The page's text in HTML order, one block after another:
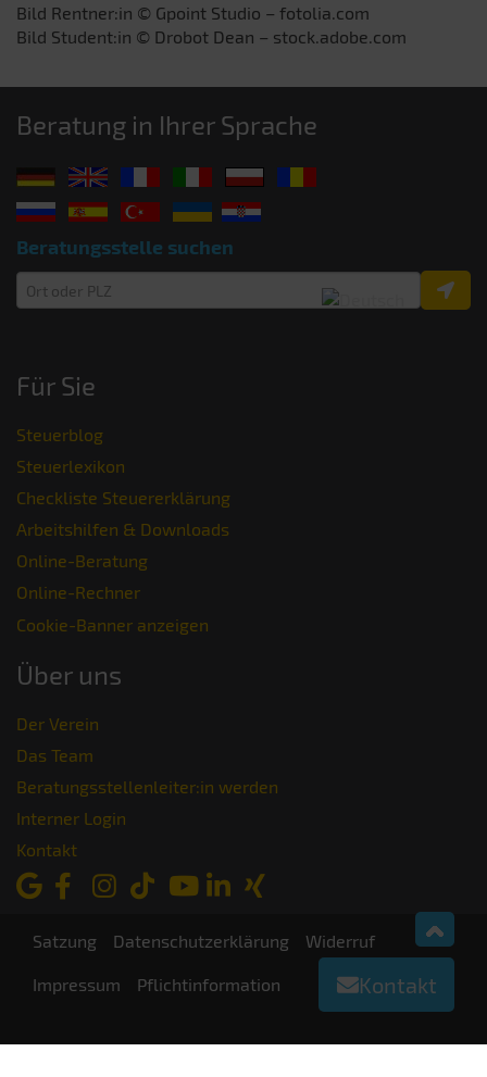
Kontakt
Bild Rentner:in © Gpoint Studio – fotolia.com
Bild Student:in © Drobot Dean – stock.adobe.com
Beratung in Ihrer Sprache
Beratungsstelle suchen
Für Sie
Steuerblog
Steuerlexikon
Checkliste Steuererklärung
Arbeitshilfen & Downloads
Online-Beratung
Online-Rechner
Cookie-Banner anzeigen
Über uns
Der Verein
Das Team
Beratungsstellenleiter:in werden
Interner Login
Kontakt
Satzung Datenschutzerklärung Widerruf
Impressum Pflichtinformation